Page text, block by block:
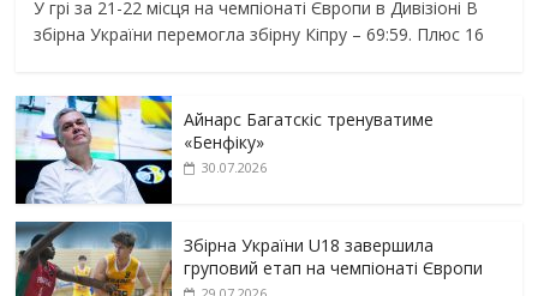
У грі за 21-22 місця на чемпіонаті Європи в Дивізіоні В
збірна України перемогла збірну Кіпру – 69:59. Плюс 16
Айнарс Багатскіс тренуватиме
«Бенфіку»
30.07.2026
Збірна України U18 завершила
груповий етап на чемпіонаті Європи